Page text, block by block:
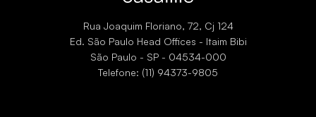
Rua Joaquim Floriano, 72, Cj 124
Ed. São Paulo Head Offices - Itaim Bibi
São Paulo - SP - 04534-000
Telefone: (11) 94373-9805